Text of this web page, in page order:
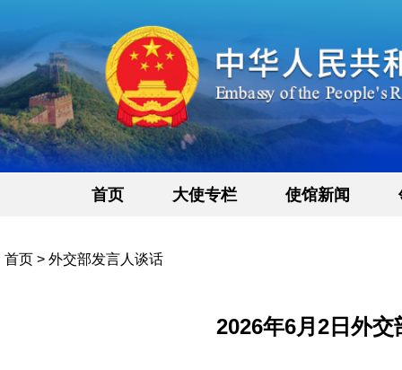
首页 大使专栏 使馆新闻
首页 > 外交部发言人谈话
2026年6月2日外